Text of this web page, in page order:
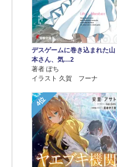
デスゲームに巻き込まれた山
本さん、気…2
著者 ぽち
イラスト 久賀 フーナ
4位